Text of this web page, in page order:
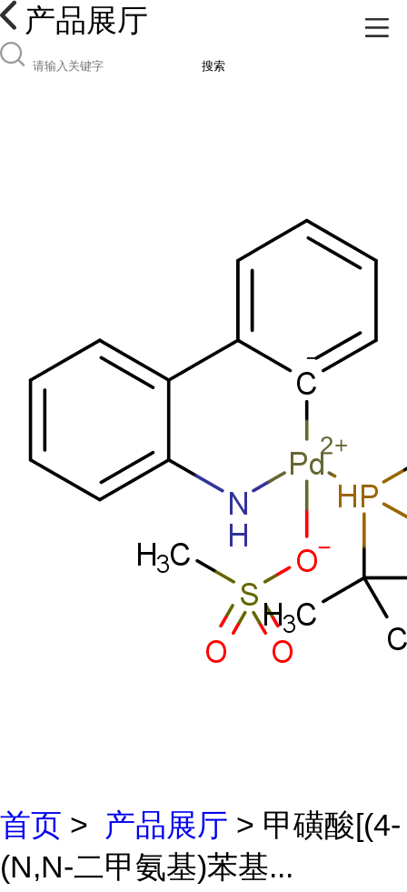
产品展厅
搜索
首页 > 产品展厅 > 甲磺酸[(4-
(N,N-二甲氨基)苯基...